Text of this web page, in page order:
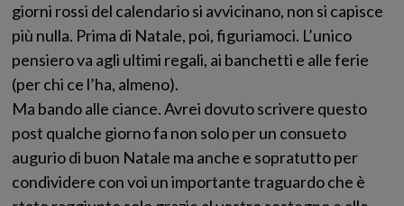
giorni rossi del calendario si avvicinano, non si capisce
più nulla. Prima di Natale, poi, figuriamoci. L’unico
pensiero va agli ultimi regali, ai banchetti e alle ferie
(per chi ce l’ha, almeno).
Ma bando alle ciance. Avrei dovuto scrivere questo
post qualche giorno fa non solo per un consueto
augurio di buon Natale ma anche e sopratutto per
condividere con voi un importante traguardo che è